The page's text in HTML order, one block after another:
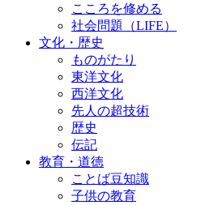
こころを修める
社会問題（LIFE）
文化・歴史
ものがたり
東洋文化
西洋文化
先人の超技術
歴史
伝記
教育・道徳
ことば豆知識
子供の教育